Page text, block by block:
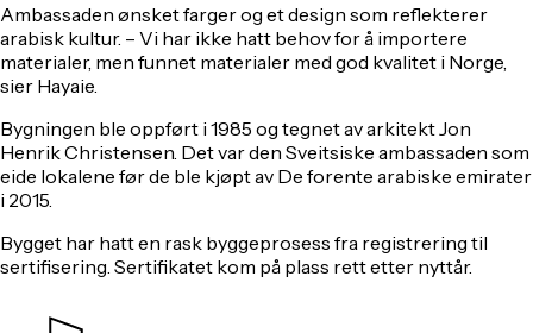
Ambassaden ønsket farger og et design som reflekterer
arabisk kultur. – Vi har ikke hatt behov for å importere
materialer, men funnet materialer med god kvalitet i Norge,
sier Hayaie.
Bygningen ble oppført i 1985 og tegnet av arkitekt Jon
Henrik Christensen. Det var den Sveitsiske ambassaden som
eide lokalene før de ble kjøpt av De forente arabiske emirater
i 2015.
Bygget har hatt en rask byggeprosess fra registrering til
sertifisering. Sertifikatet kom på plass rett etter nyttår.